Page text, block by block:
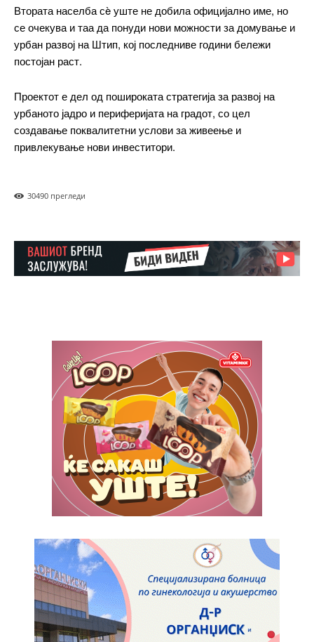
Free
бесплатно / forever
ИЗБЕРЕТЕ ПЛАН
Included for free:
Praesent euismod ac
Ut mollis pellentesque tortor
Nullam eu erat condimentum
100 / yearplaceholder text
ИЗБЕРЕТЕ ПЛАН
Full member access:
Etiam est nibh, lobortis sit
Praesent euismod ac
Ut mollis pellentesque tortor
Nullam eu erat condimentum
Donec quis est ac felis
Orci varius natoque dolor
Втората населба сè уште не добила официјално име, но
се очекува и таа да понуди нови можности за домување и
урбан развој на Штип, кој последниве години бележи
постојан раст.
Проектот е дел од пошироката стратегија за развој на
урбаното јадро и периферијата на градот, со цел
создавање поквалитетни услови за живеење и
привлекување нови инвеститори.
30490 прегледи